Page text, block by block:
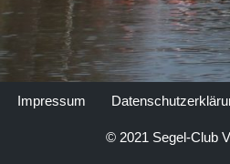
Impressum
© 2021 Segel-Club